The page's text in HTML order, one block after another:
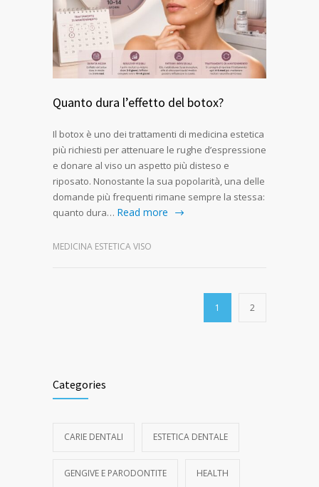
Quanto dura l’effetto del botox?
Il botox è uno dei trattamenti di medicina estetica
più richiesti per attenuare le rughe d’espressione
e donare al viso un aspetto più disteso e
riposato. Nonostante la sua popolarità, una delle
domande più frequenti rimane sempre la stessa:
quanto dura… Read more
MEDICINA ESTETICA VISO
1 2
Categories
CARIE DENTALI ESTETICA DENTALE
GENGIVE E PARODONTITE HEALTH